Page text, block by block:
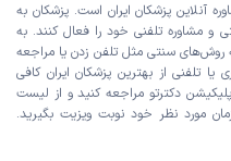
آنلاین پزشکان ایران است. پزشکان به
و مشاوره تلفنی خود را فعال کنند. به
روش‌های سنتی مثل تلفن زدن یا مراجعه
تلفنی از بهترین پزشکان ایران کافی
دکترتو مراجعه کنید و از لیست
مورد نظر خود نوبت ویزیت بگیرید.